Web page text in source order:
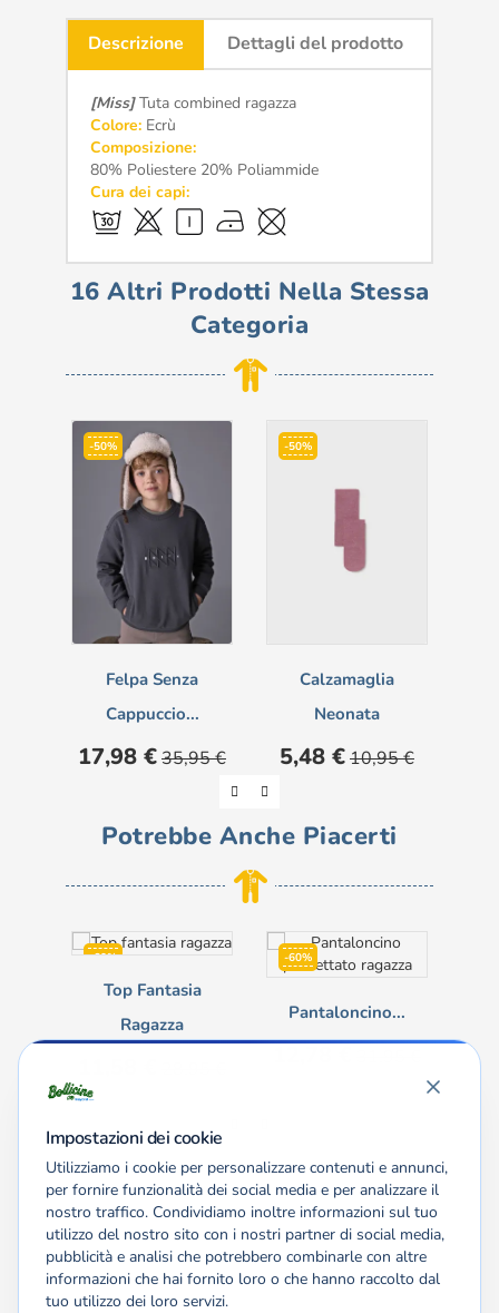
Descrizione Dettagli del prodotto
[Miss] Tuta combined ragazza
Colore: Ecrù
Composizione:
80% Poliestere 20% Poliammide
Cura dei capi:
16 Altri Prodotti Nella Stessa
Categoria
-50%
Felpa Senza
Cappuccio...
Prezzo
17,98 € Prezzo
base
35,95 €
-50%
Calzamaglia
Neonata
Prezzo
5,48 € Prezzo
base
10,95 €
Potrebbe Anche Piacerti
-60%
Top Fantasia
Ragazza
-60%
Pantaloncino...
Prezzo
Prezzo
CONTACT US 
PRODOTTI 
Impostazioni dei cookie
Utilizziamo i cookie per personalizzare contenuti e annunci,
per fornire funzionalità dei social media e per analizzare il
nostro traffico. Condividiamo inoltre informazioni sul tuo
utilizzo del nostro sito con i nostri partner di social media,
pubblicità e analisi che potrebbero combinarle con altre
informazioni che hai fornito loro o che hanno raccolto dal
tuo utilizzo dei loro servizi.